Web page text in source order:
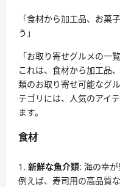
「食材から加工品、お菓
う」
「お取り寄せグルメの一
これは、食材から加工品
類のお取り寄せ可能なグ
テゴリには、人気のアイ
ます。
食材
新鮮な魚介類: 海の幸が
例えば、寿司用の高品質